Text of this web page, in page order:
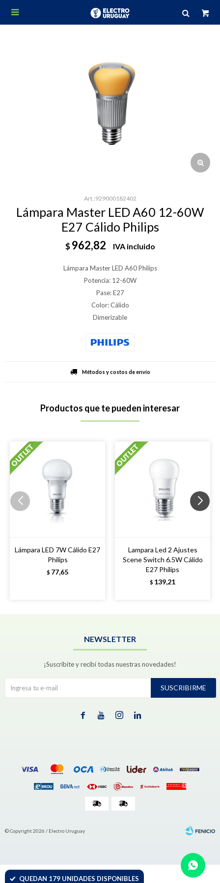

929000182402
Lámpara Master LED A60 12-60W
E27 Cálido Philips
$ 962,82 IVA incluido
Lámpara Master LED A60 Philips
Potencia: 12-60W
Pase: E27
Color: Cálido
Dimerizable
QUEDAN 179 UNIDADES DISPONIBLES
Métodos y costos de envío
Productos que te pueden interesar
Lámpara LED 7W Cálido E27
Philips
$ 77,65
Lampara Led 2 Ajustes
Scene Switch 6.5W Cálido
E27 Philips
$ 139,21
NEWSLETTER
¡Suscribite y recibí todas nuestras novedades!
SUSCRIBIRME
   
© Copyright 2026 / Electro Uruguay